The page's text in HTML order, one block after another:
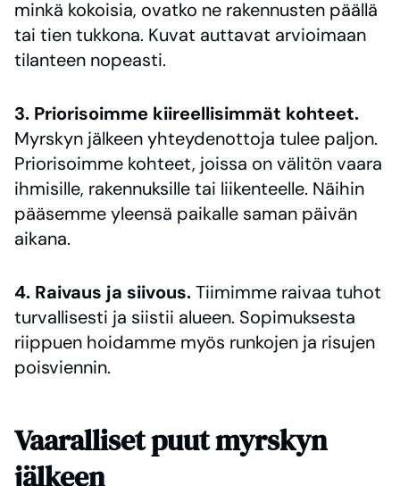
minkä kokoisia, ovatko ne rakennusten päällä
tai tien tukkona. Kuvat auttavat arvioimaan
tilanteen nopeasti.
3. Priorisoimme kiireellisimmät kohteet.
Myrskyn jälkeen yhteydenottoja tulee paljon.
Priorisoimme kohteet, joissa on välitön vaara
ihmisille, rakennuksille tai liikenteelle. Näihin
pääsemme yleensä paikalle saman päivän
aikana.
4. Raivaus ja siivous.Tiimimme raivaa tuhot
turvallisesti ja siistii alueen. Sopimuksesta
riippuen hoidamme myös runkojen ja risujen
poisviennin.
Vaaralliset puut myrskyn
jälkeen